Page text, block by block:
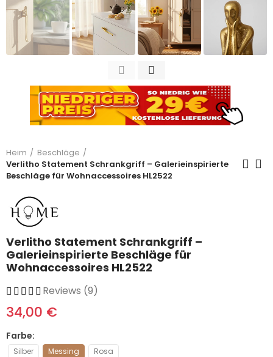
Heim
Beschläge
Verlitho Statement Schrankgriff – Galerieinspirierte
Beschläge für Wohnaccessoires HL2522
Verlitho Statement Schrankgriff –
Galerieinspirierte Beschläge für
Wohnaccessoires HL2522
Reviews (9)
34,00 €
Farbe
Silber Messing Rosa